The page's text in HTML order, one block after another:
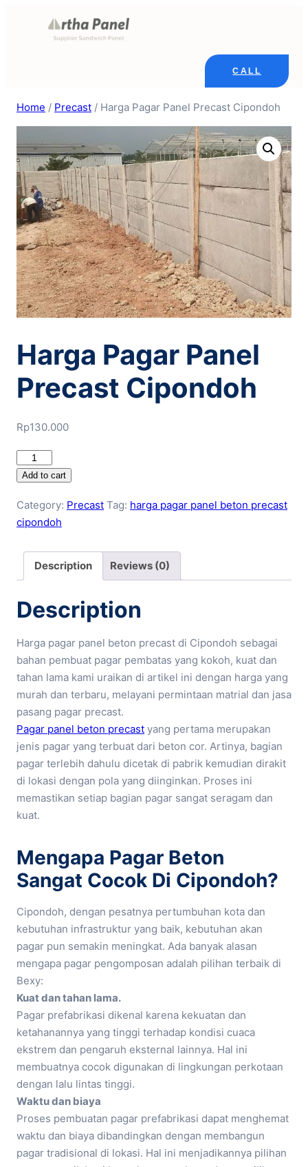
CALL
Home / Precast / Harga Pagar Panel Precast Cipondoh
Harga Pagar Panel
Precast Cipondoh
Rp130.000
Harga
Pagar
Precast
Cipondoh
Add to cart
Category: Precast Tag: harga pagar panel beton precast
cipondoh
Description Reviews (0)
Description
Harga pagar panel beton precast di Cipondoh sebagai
bahan pembuat pagar pembatas yang kokoh, kuat dan
tahan lama kami uraikan di artikel ini dengan harga yang
murah dan terbaru, melayani permintaan matrial dan jasa
pasang pagar precast.
Pagar panel beton precast yang pertama merupakan
jenis pagar yang terbuat dari beton cor. Artinya, bagian
pagar terlebih dahulu dicetak di pabrik kemudian dirakit
di lokasi dengan pola yang diinginkan. Proses ini
memastikan setiap bagian pagar sangat seragam dan
kuat.
Mengapa Pagar Beton
Sangat Cocok Di Cipondoh?
Cipondoh, dengan pesatnya pertumbuhan kota dan
kebutuhan infrastruktur yang baik, kebutuhan akan
pagar pun semakin meningkat. Ada banyak alasan
mengapa pagar pengomposan adalah pilihan terbaik di
Bexy:
Kuat dan tahan lama.
Pagar prefabrikasi dikenal karena kekuatan dan
ketahanannya yang tinggi terhadap kondisi cuaca
ekstrem dan pengaruh eksternal lainnya. Hal ini
membuatnya cocok digunakan di lingkungan perkotaan
dengan lalu lintas tinggi.
Waktu dan biaya
Proses pembuatan pagar prefabrikasi dapat menghemat
waktu dan biaya dibandingkan dengan membangun
pagar tradisional di lokasi. Hal ini menjadikannya pilihan